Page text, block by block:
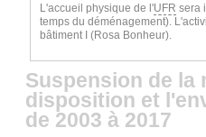
L'accueil physique de l'UFR sera
temps du déménagement).
bâtiment I (Rosa Bonheur).
Suspension de la
disposition et
de 2003 à 2017